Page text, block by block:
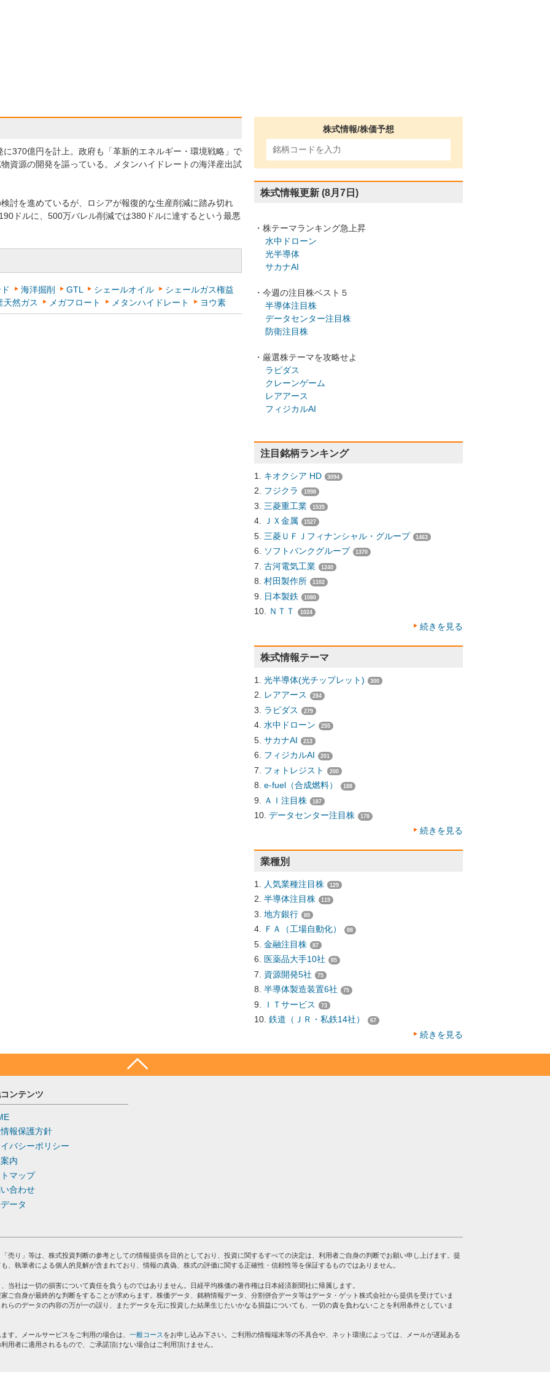
370億円を計上。政府も「革新的エネルギー・環境戦略」で
資源の開発を謳っている。メタンハイドレートの海洋産出試
討を進めているが、ロシアが報復的な生産削減に踏み切れ
ドルに、500万バレル削減では380ドルに達するという最悪
海洋掘削 GTL シェールオイル
シェールガス権益
天然ガス メガフロート メタンハイドレート ヨウ素
株式情報/株価予想
株式情報更新 (8月7日)
・株テーマランキング急上昇
水中ドローン
光半導体
サカナAI
・今週の注目株ベスト５
半導体注目株
データセンター注目株
防衛注目株
・厳選株テーマを攻略せよ
ラピダス
クレーンゲーム
レアアース
フィジカルAI
注目銘柄ランキング
キオクシア HD 3094
フジクラ 1998
三菱重工業 1535
ＪＸ金属 1527
三菱ＵＦＪフィナンシャル・グループ 1463
ソフトバンクグループ 1370
古河電気工業 1240
村田製作所 1102
日本製鉄 1080
ＮＴＴ 1024
続きを見る
株式情報テーマ
光半導体(光チップレット) 300
レアアース 284
ラピダス 279
水中ドローン 255
サカナAI 213
フィジカルAI 201
フォトレジスト 200
e-fuel（合成燃料） 188
ＡＩ注目株 187
データセンター注目株 178
続きを見る
業種別
人気業種注目株 129
半導体注目株 119
地方銀行 89
ＦＡ（工場自動化） 88
金融注目株 87
医薬品大手10社 85
資源開発5社 75
半導体製造装置6社 75
ＩＴサービス 73
鉄道（ＪＲ・私鉄14社） 67
続きを見る
ンテンツ
報保護方針
バシーポリシー
内
マップ
合わせ
ータ
売り」等は、株式投資判断の参考としての情報提供を目的としており、投資に関するすべての決定は、利用者ご自身の判断でお願い申し上げます。提
、執筆者による個人的見解が含まれており、情報の真偽、株式の評価に関する正確性・信頼性等を保証するものではありません。
当社は一切の損害について責任を負うものではありません。日経平均株価の著作権は日本経済新聞社に帰属します。
ご自身が最終的な判断をすることが求めらます。株価データ、銘柄情報データ、分割併合データ等はデータ・ゲット株式会社から提供を受けていま
らのデータの内容の万が一の誤り、またデータを元に投資した結果生じたいかなる損益についても、一切の責を負わないことを利用条件としていま
す。メールサービスをご利用の場合は、 一般コースをお申し込み下さい。ご利用の情報端末等の不具合や、ネット環境によっては、メールが遅延ある
用者に適用されるもので、ご承諾頂けない場合はご利用頂けません。